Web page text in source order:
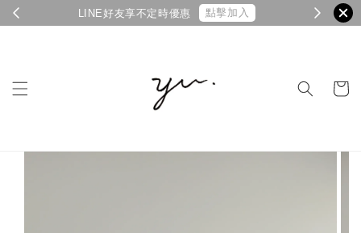
LINE好友享不定時優惠 點擊加入